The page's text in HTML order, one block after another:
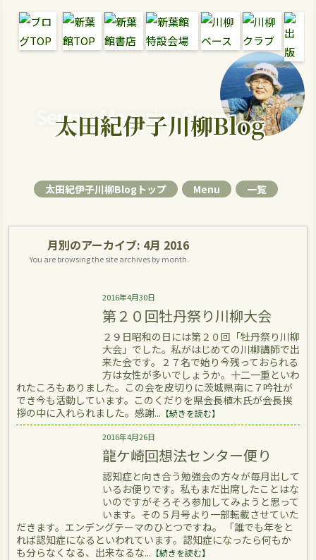
Senryu Magazine Senryu Blog
太田紀伊子川柳Blog
太田紀伊子川柳Blogトップ Menu 一覧
月別のアーカイブ: 4月 2016
You are browsing the site archives by month.
2016年4月30日
第２０回牡丹祭り川柳大会
２９日昭和の日には第２０回「牡丹祭り川柳
大会」でした。私がはじめての川柳講師で出
来た会です。２７名で始り今残っておられる
方は女性が多いでしょうか。十二一重といわ
れたころもありました。この会を皮切りに茨城県南に７吟社が
でき今も活動しています。このくだりを県会長植木氏が会長挨
拶の中に入れられました。感謝... 【続きを読む】
2016年4月26日
龍ケ崎回想法センター便り
認知症と向き合う勉強会の方々が毎月出して
いるお便りです。私もまだ出席したことはな
いのですがそろそろ参加してみようと思って
います。その５月号より一部転載させていた
だきます。エンデングテーマのひとつですね。 「誰でも年をと
れば認知症になるといわれています。認知症になったら何もか
も分らなくなる、出来なるな... 【続きを読む】